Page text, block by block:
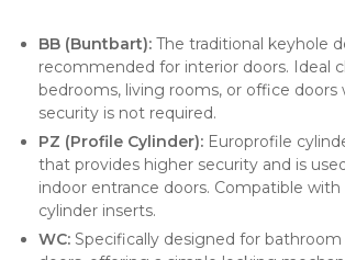
BB (Buntbart): The traditional keyhole
recommended for interior doors. Ideal
bedrooms, living rooms, or office doors
security is not required.
PZ (Profile Cylinder): Europrofile
that provides higher security and is
indoor entrance doors. Compatible with
cylinder inserts.
WC: Specifically designed for